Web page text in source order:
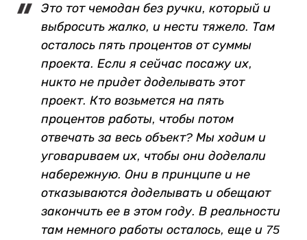
Это тот чемодан без ручки, который и
выбросить жалко, и нести тяжело. Там
осталось пять процентов от суммы
проекта. Если я сейчас посажу их,
никто не придет доделывать этот
проект. Кто возьмется на пять
процентов работы, чтобы потом
отвечать за весь объект? Мы ходим и
уговариваем их, чтобы они доделали
набережную. Они в принципе и не
отказываются доделывать и обещают
закончить ее в этом году. В реальности
там немного работы осталось, еще и 75